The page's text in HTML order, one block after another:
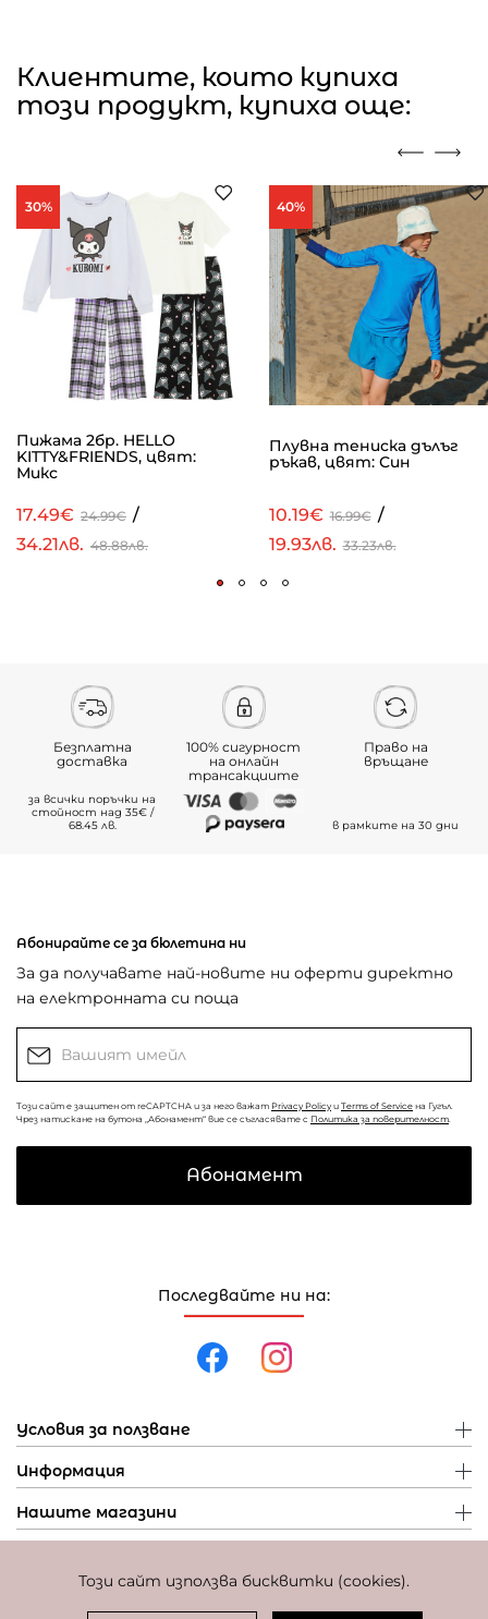
Този сайт използва бисквитки (cookies).
Клиентите, които купиха
този продукт, купиха още:
30%
Пижама 2бр. HELLO
KITTY&FRIENDS, цвят:
Микс
17.49€ 24.99€ /
34.21лв. 48.88лв.
40%
Плувна тениска дълъг
ръкав, цвят: Син
10.19€ 16.99€ /
19.93лв. 33.23лв.
Безплатна
доставка
за всички поръчки на
стойност над 35€ /
68.45 лв.
100% сигурност
на онлайн
трансакциите
Право на
връщане
в рамките на 30 дни
Последвайте ни на:
Условия за ползване
Информация
Нашите магазини
Абонирайте се за бюлетина ни
За да получавате най-новите ни оферти директно
на електронната си поща
Този сайт е защитен от reCAPTCHA и за него важат Privacy Policy и Terms of Service на Гугъл.
Чрез натискане на бутона „Абонамент“ вие се съгласявате с Политика за поверителност
Абонамент